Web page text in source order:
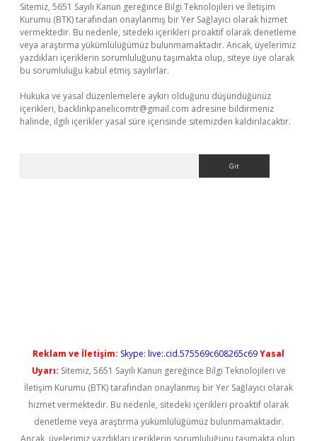
Sitemiz, 5651 Sayılı Kanun gereğince Bilgi Teknolojileri ve İletişim
Kurumu (BTK) tarafından onaylanmış bir Yer Sağlayıcı olarak hizmet
vermektedir. Bu nedenle, sitedeki içerikleri proaktif olarak denetleme
veya araştırma yükümlülüğümüz bulunmamaktadır. Ancak, üyelerimiz
yazdıkları içeriklerin sorumluluğunu taşımakta olup, siteye üye olarak
bu sorumluluğu kabul etmiş sayılırlar.
Hukuka ve yasal düzenlemelere aykırı olduğunu düşündüğünüz
içerikleri, backlinkpanelicomtr@gmail.com adresine bildirmeniz
halinde, ilgili içerikler yasal süre içerisinde sitemizden kaldırılacaktır.
Reklam ve İletişim: Skype: live:.cid.575569c608265c69Yasal
Uyarı: Sitemiz, 5651 Sayılı Kanun gereğince Bilgi Teknolojileri ve
İletişim Kurumu (BTK) tarafından onaylanmış bir Yer Sağlayıcı olarak
hizmet vermektedir. Bu nedenle, sitedeki içerikleri proaktif olarak
denetleme veya araştırma yükümlülüğümüz bulunmamaktadır.
Ancak, üyelerimiz yazdıkları içeriklerin sorumluluğunu taşımakta olup,